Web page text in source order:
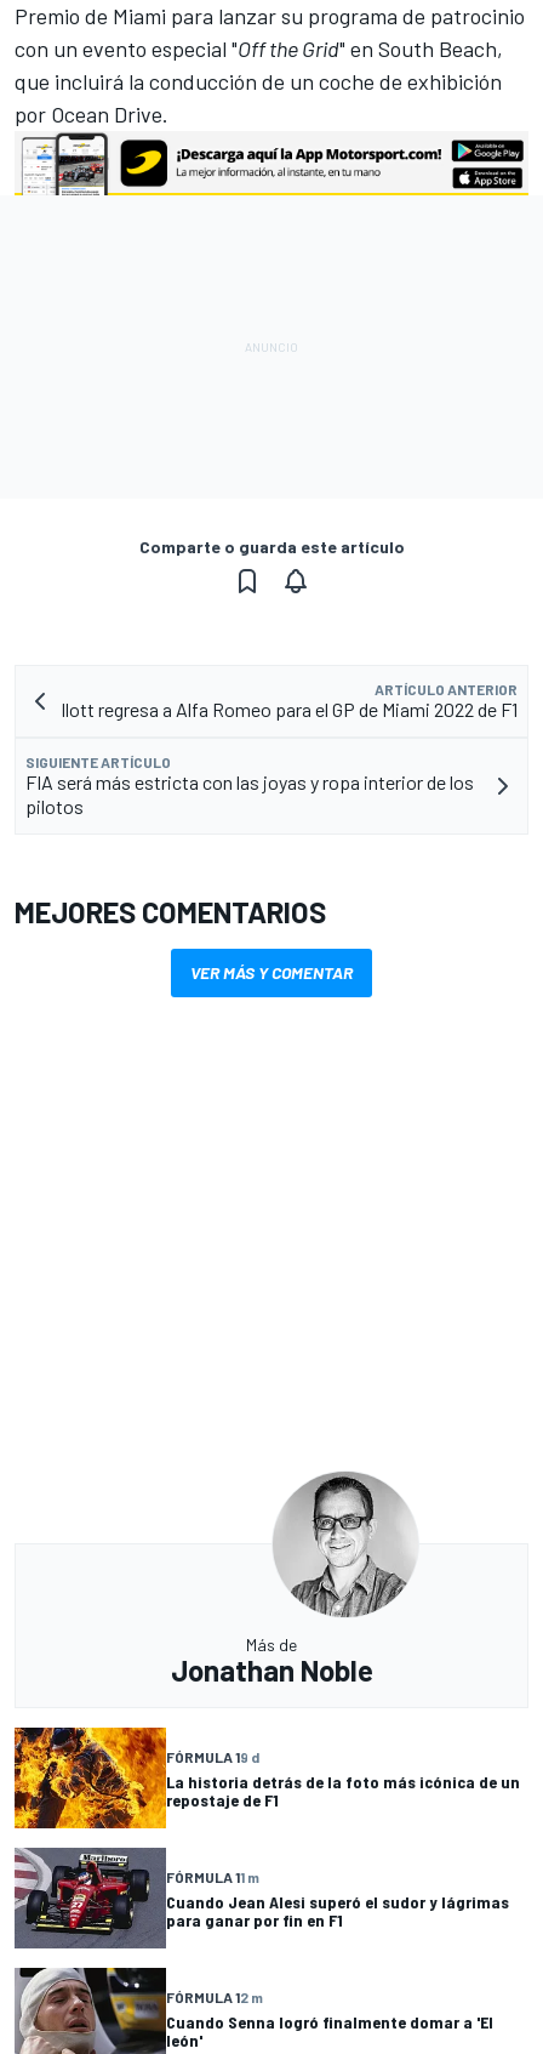
Premio de Miami para lanzar su programa de patrocinio
con un evento especial "Off the Grid" en South Beach,
que incluirá la conducción de un coche de exhibición
por Ocean Drive.
Comparte o guarda este artículo
ARTÍCULO ANTERIOR
Ilott regresa a Alfa Romeo para el GP de Miami 2022 de F1
SIGUIENTE ARTÍCULO
FIA será más estricta con las joyas y ropa interior de los
pilotos
MEJORES COMENTARIOS
VER MÁS Y COMENTAR
Más de
Jonathan Noble
FÓRMULA 19 d
La historia detrás de la foto más icónica de un
repostaje de F1
FÓRMULA 11 m
Cuando Jean Alesi superó el sudor y lágrimas
para ganar por fin en F1
FÓRMULA 12 m
Cuando Senna logró finalmente domar a 'El
león'